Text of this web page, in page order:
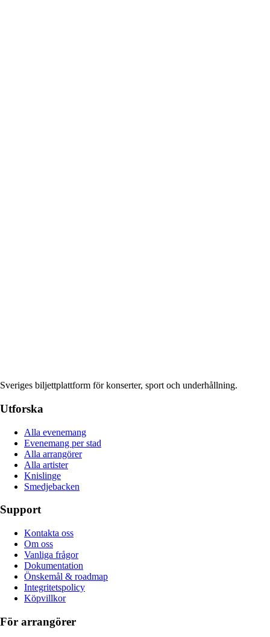
Sveriges biljettplattform för konserter, sport och underhållning.
Utforska
Alla evenemang
Evenemang per stad
Alla arrangörer
Alla artister
Knislinge
Smedjebacken
Support
Kontakta oss
Om oss
Vanliga frågor
Dokumentation
Önskemål & roadmap
Integritetspolicy
Köpvillkor
För arrangörer